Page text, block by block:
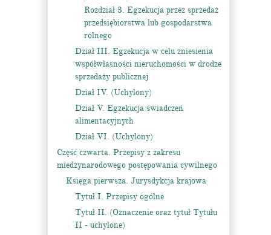
Rozdział 3. Egzekucja przez sprzedaż
przedsiębiorstwa lub gospodarstwa
rolnego
Dział III. Egzekucja w celu zniesienia
współwłasności nieruchomości w drodze
sprzedaży publicznej
Dział IV. (Uchylony)
Dział V. Egzekucja świadczeń
alimentacyjnych
Dział VI. (Uchylony)
Część czwarta. Przepisy z zakresu
miedzynarodowego postępowania cywilnego
Księga pierwsza. Jurysdykcja krajowa
Tytuł I. Przepisy ogólne
Tytuł II. (Oznaczenie oraz tytuł Tytułu
II - uchylone)